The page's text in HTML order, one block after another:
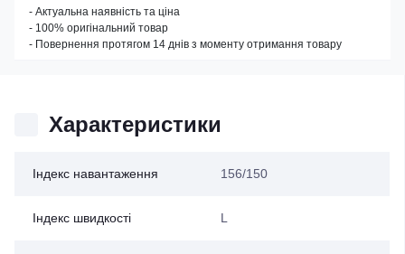
Характеристики
Індекс навантаження 156/150
Індекс швидкості L
- Актуальна наявність та ціна
- 100% оригінальний товар
- Повернення протягом 14 днів з моменту отримання товару